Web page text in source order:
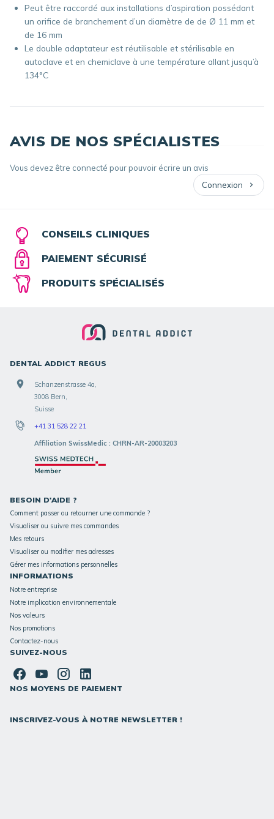
Peut être raccordé aux installations d’aspiration possédant
un orifice de branchement d’un diamètre de de Ø 11 mm et
de 16 mm
Le double adaptateur est réutilisable et stérilisable en
autoclave et en chemiclave à une température allant jusqu’à
134°C
AVIS DE NOS SPÉCIALISTES
Vous devez être connecté pour pouvoir écrire un avis
Connexion
CONSEILS CLINIQUES
PAIEMENT SÉCURISÉ
PRODUITS SPÉCIALISÉS
DENTAL ADDICT REGUS
Schanzenstrasse 4a,
3008 Bern,
Suisse
+41 31 528 22 21
Affiliation SwissMedic : CHRN-AR-20003203
BESOIN D'AIDE ?
Comment passer ou retourner une commande ?
Visualiser ou suivre mes commandes
Mes retours
Visualiser ou modifier mes adresses
Gérer mes informations personnelles
INFORMATIONS
Notre entreprise
Notre implication environnementale
Nos valeurs
Nos promotions
Contactez-nous
SUIVEZ-NOUS
NOS MOYENS DE PAIEMENT
INSCRIVEZ-VOUS À NOTRE NEWSLETTER !